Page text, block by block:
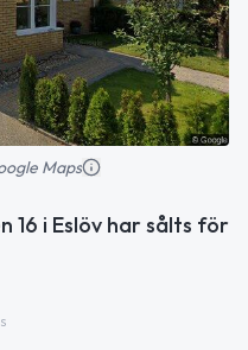
Maps
16 i Eslöv har sålts för